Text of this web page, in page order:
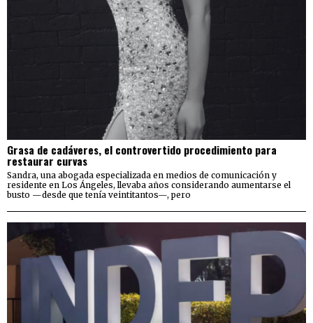
Grasa de cadáveres, el controvertido procedimiento para
restaurar curvas
Sandra, una abogada especializada en medios de comunicación y
residente en Los Ángeles, llevaba años considerando aumentarse el
busto —desde que tenía veintitantos—, pero